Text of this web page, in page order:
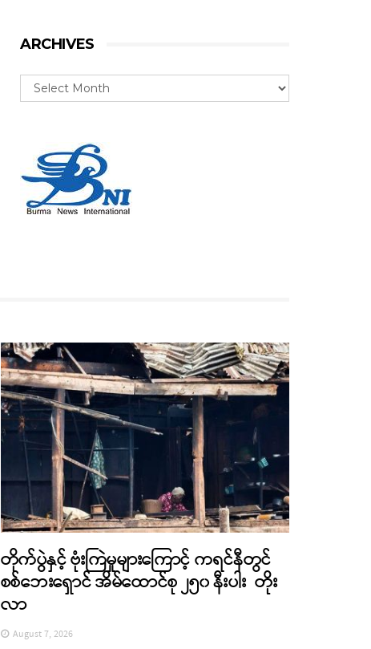
ARCHIVES
တိုက်ပွဲနှင့် ဗုံးကြဲမှုများကြောင့် ကရင်နီတွင်
စစ်ဘေးရှောင် အိမ်ထောင်စု ၂၅၀ နီးပါး တိုး
လာ
August 7, 2026